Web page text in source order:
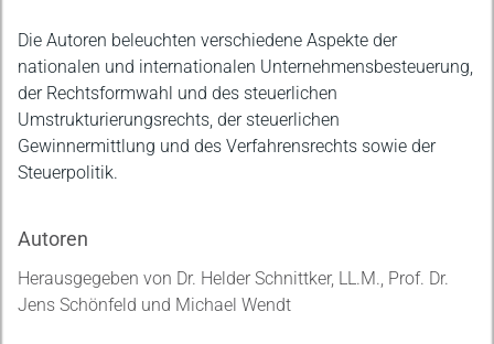
Die Autoren beleuchten verschiedene Aspekte der
nationalen und internationalen Unternehmensbesteuerung,
der Rechtsformwahl und des steuerlichen
Umstrukturierungsrechts, der steuerlichen
Gewinnermittlung und des Verfahrensrechts sowie der
Steuerpolitik.
Autoren
Herausgegeben von Dr. Helder Schnittker, LL.M., Prof. Dr.
Jens Schönfeld und Michael Wendt